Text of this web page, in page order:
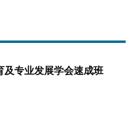
及专业发展学会速成班